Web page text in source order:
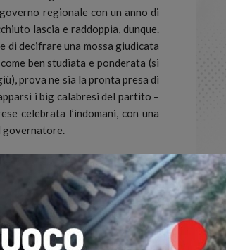
regionale con un anno di
lascia e raddoppia, dunque.
di decifrare una mossa giudicata
ben studiata e ponderata (si
prova ne sia la pronta presa di
i big calabresi del partito –
celebrata l’indomani, con una
prossima visita in Calabria (in
la costruzione del Ponte sullo
a sostegno della coalizione
premier Giorgia Meloni e del
il fatto che la prossima
che nel forziere dell’azzurro